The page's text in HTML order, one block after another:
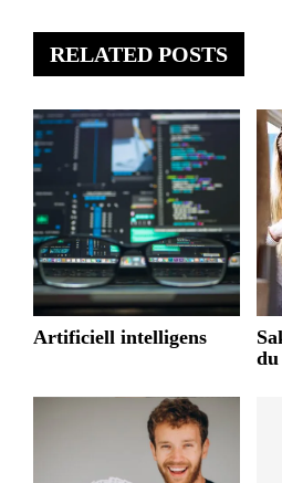
RELATED POSTS
Artificiell intelligens